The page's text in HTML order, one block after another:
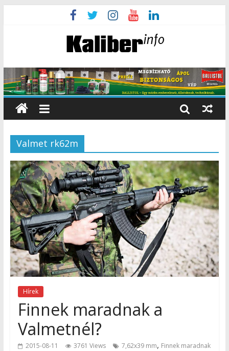
Valmet rk62m
Hírek
Finnek maradnak a
Valmetnél?
2015-08-11 3761 Views 7,62x39 mm, Finnek maradnak